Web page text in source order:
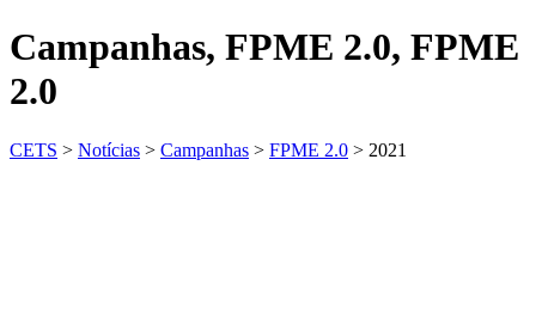
Campanhas, FPME 2.0, FPME
2.0
CETS > Notícias > Campanhas > FPME 2.0 > 2021